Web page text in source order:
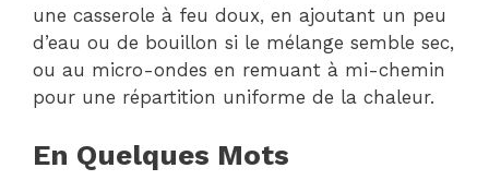
une casserole à feu doux, en ajoutant un peu
d’eau ou de bouillon si le mélange semble sec,
ou au micro-ondes en remuant à mi-chemin
pour une répartition uniforme de la chaleur.
En Quelques Mots